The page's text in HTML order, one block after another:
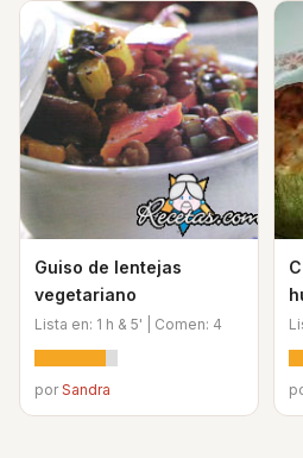
Guiso de lentejas
vegetariano
Lista en: 1 h & 5' | Comen: 4
porSandra